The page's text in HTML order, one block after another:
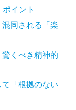
イント
同される「楽
驚くべき精神的
「根拠のない